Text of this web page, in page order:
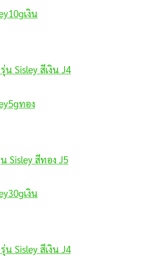
น Sisley สีเงิน J4
Sisley สีทอง J5
น Sisley สีเงิน J4